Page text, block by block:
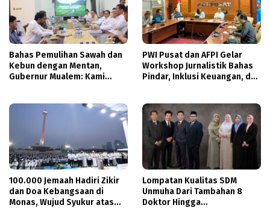
Bahas Pemulihan Sawah dan
Kebun dengan Mentan,
Gubernur Mualem: Kami
PWI Pusat dan AFPI Gelar
Workshop Jurnalistik Bahas
Pindar, Inklusi Keuangan, dan
100.000 Jemaah Hadiri Zikir
dan Doa Kebangsaan di
Monas, Wujud Syukur atas
Lompatan Kualitas SDM
Unmuha Dari Tambahan 8
Doktor Hingga